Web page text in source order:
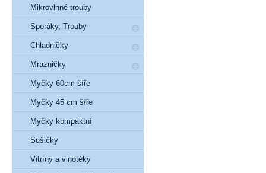
Mikrovlnné trouby
Sporáky, Trouby
Chladničky
Mrazničky
Myčky 60cm šíře
Myčky 45 cm šíře
Myčky kompaktní
Sušičky
Vitríny a vinotéky